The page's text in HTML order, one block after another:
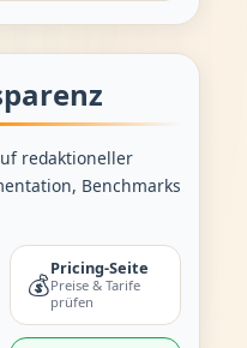
redaktioneller
Benchmarks
💰
Pricing-Seite
Preise & Tarife
prüfen